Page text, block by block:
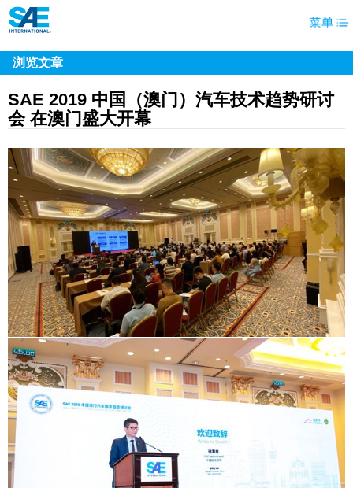
浏览文章
SAE 2019 中国（澳门）汽车技术趋势研讨
会 在澳门盛大开幕